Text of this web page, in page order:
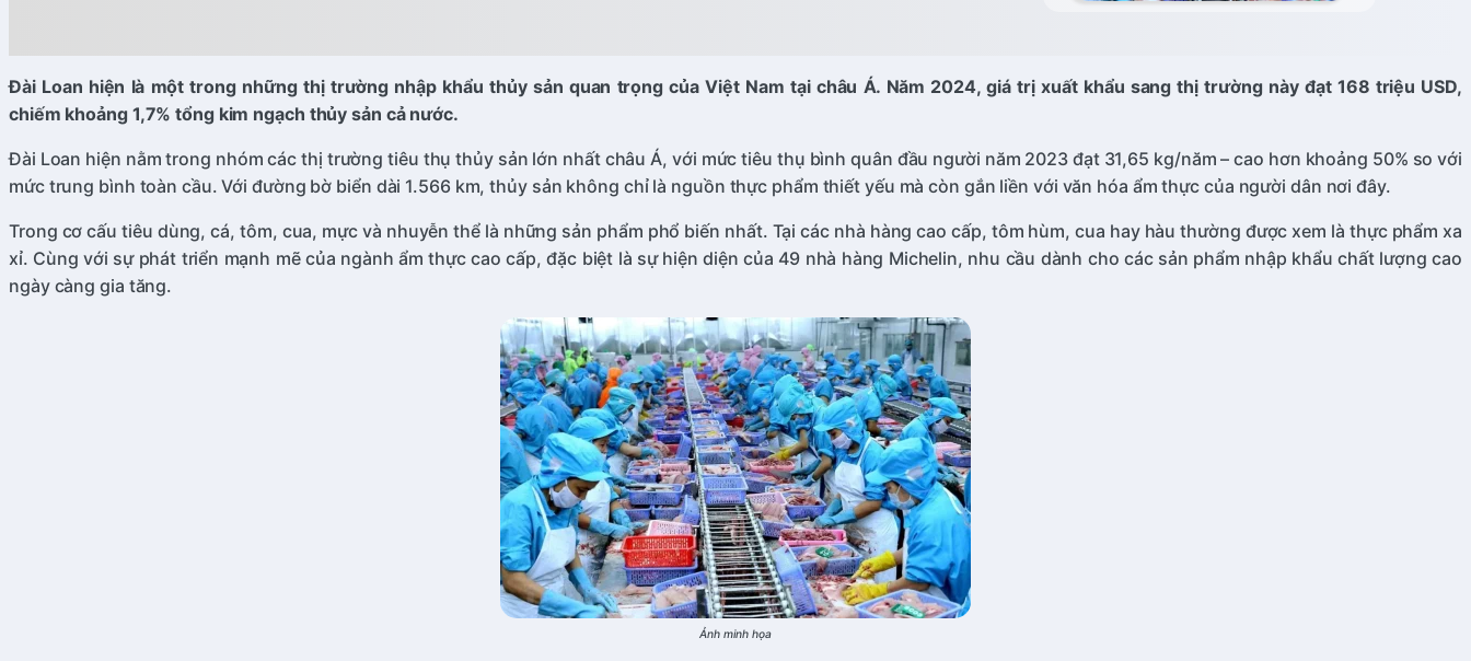
Đài Loan hiện là một trong những thị trường nhập khẩu thủy sản quan trọng của Việt Nam tại châu Á. Năm 2024, giá trị xuất khẩu sang thị trường này đạt 168 triệu USD,
chiếm khoảng 1,7% tổng kim ngạch thủy sản cả nước.
Đài Loan hiện nằm trong nhóm các thị trường tiêu thụ thủy sản lớn nhất châu Á, với mức tiêu thụ bình quân đầu người năm 2023 đạt 31,65 kg/năm – cao hơn khoảng 50% so với
mức trung bình toàn cầu. Với đường bờ biển dài 1.566 km, thủy sản không chỉ là nguồn thực phẩm thiết yếu mà còn gắn liền với văn hóa ẩm thực của người dân nơi đây.
Trong cơ cấu tiêu dùng, cá, tôm, cua, mực và nhuyễn thể là những sản phẩm phổ biến nhất. Tại các nhà hàng cao cấp, tôm hùm, cua hay hàu thường được xem là thực phẩm xa
xỉ. Cùng với sự phát triển mạnh mẽ của ngành ẩm thực cao cấp, đặc biệt là sự hiện diện của 49 nhà hàng Michelin, nhu cầu dành cho các sản phẩm nhập khẩu chất lượng cao
ngày càng gia tăng.
Ảnh minh họa